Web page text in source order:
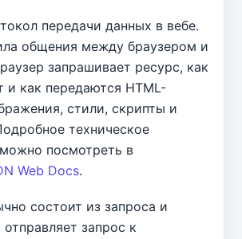
передачи данных в вебе.
общения между браузером и
запрашивает ресурс, как
и как передаются HTML-
стили, скрипты и
техническое
посмотреть в
Web Docs.
состоит из запроса и
запрос к